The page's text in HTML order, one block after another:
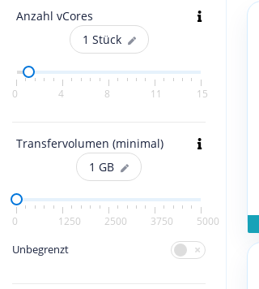
Anzahl vCores
1 Stück
0 4 8 11 15
Transfervolumen (minimal)
1 GB
0 1250 2500 3750 5000
Unbegrenzt